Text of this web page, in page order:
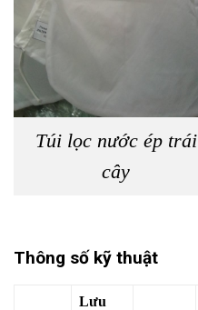
Túi lọc nước ép trái
cây
Thông số kỹ thuật
Lưu